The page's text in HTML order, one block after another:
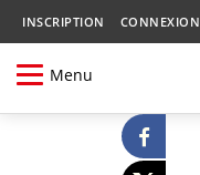
INSCRIPTION CONNEXION
Menu